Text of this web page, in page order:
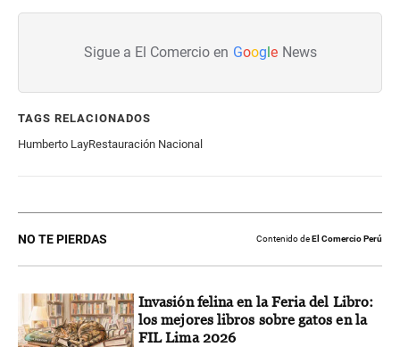
Sigue a El Comercio en Google News
TAGS RELACIONADOS
Humberto LayRestauración Nacional
NO TE PIERDAS Contenido deEl Comercio Perú
Invasión felina en la Feria del Libro:
los mejores libros sobre gatos en la
FIL Lima 2026